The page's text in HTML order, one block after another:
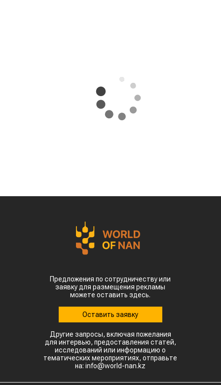
Предложения по сотрудничеству или
заявку для размещения рекламы
можете оставить здесь.
Оставить заявку
Другие запросы, включая пожелания
для интервью, предоставления статей,
исследований или информацию о
тематических мероприятиях, отправьте
на: info@world-nan.kz